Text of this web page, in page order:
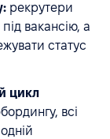
рекрутери
вакансію, а
статус
цикл
всі